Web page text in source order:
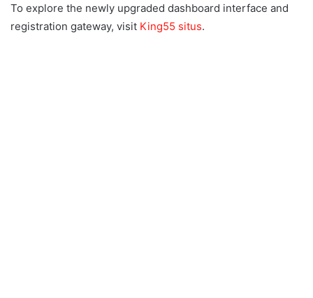
To explore the newly upgraded dashboard interface and
registration gateway, visit King55 situs.